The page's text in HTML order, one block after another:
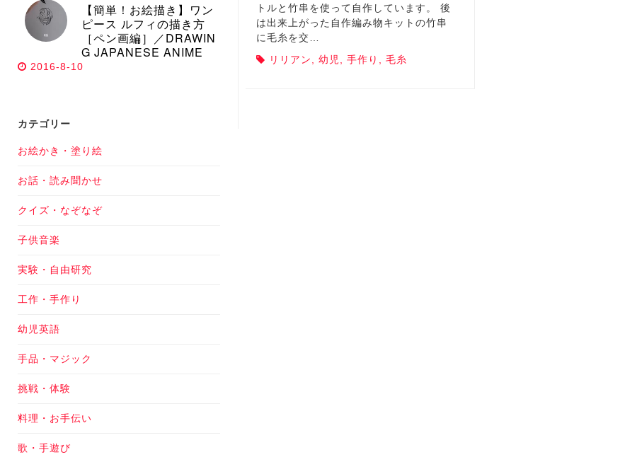
トルと竹串を使って自作しています。 後
は出来上がった自作編み物キットの竹串
に毛糸を交…
リリアン, 幼児, 手作り , 毛糸
【簡単！お絵描き】ワン
ピース ルフィの描き方
［ペン画編］／DRAWIN
G JAPANESE ANIME
2016-8-10
カテゴリー
お絵かき・塗り絵
お話・読み聞かせ
クイズ・なぞなぞ
子供音楽
実験・自由研究
工作・手作り
幼児英語
手品・マジック
挑戦・体験
料理・お手伝い
歌・手遊び